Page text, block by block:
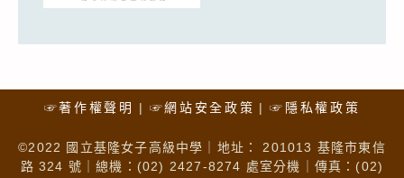
☞著作權聲明 ☞網站安全政策 ☞隱私權政策
©2022 國立基隆女子高級中學｜地址： 201013 基隆市東信
路 324 號｜總機：(02) 2427-8274 處室分機｜傳真：(02)